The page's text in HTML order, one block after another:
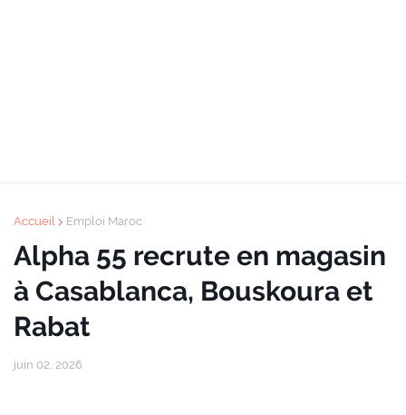
Accueil Emploi Maroc
Alpha 55 recrute en magasin
à Casablanca, Bouskoura et
Rabat
juin 02, 2026